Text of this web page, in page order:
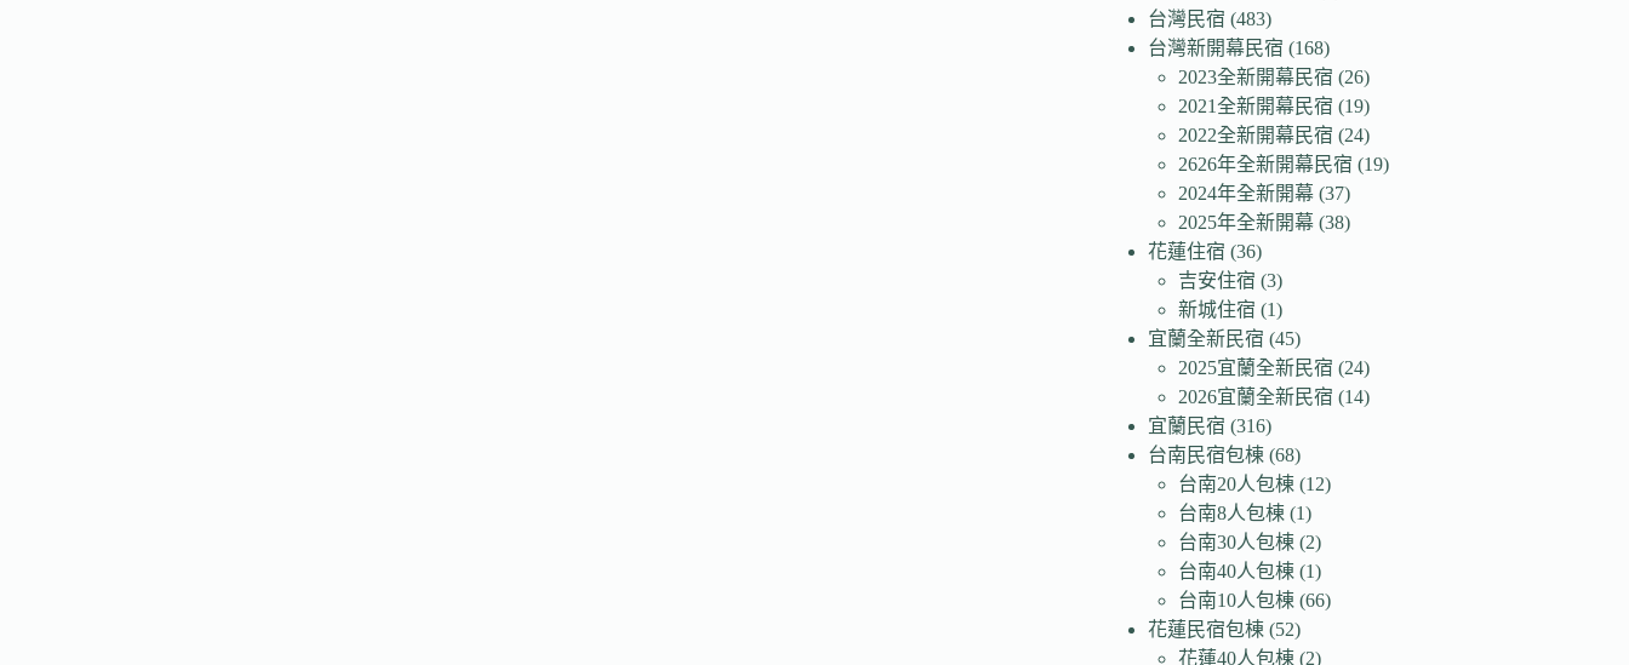
台灣民宿 (483)
台灣新開幕民宿 (168)
2023全新開幕民宿 (26)
2021全新開幕民宿 (19)
2022全新開幕民宿 (24)
2626年全新開幕民宿 (19)
2024年全新開幕 (37)
2025年全新開幕 (38)
花蓮住宿 (36)
吉安住宿 (3)
新城住宿 (1)
宜蘭全新民宿 (45)
2025宜蘭全新民宿 (24)
2026宜蘭全新民宿 (14)
宜蘭民宿 (316)
台南民宿包棟 (68)
台南20人包棟 (12)
台南8人包棟 (1)
台南30人包棟 (2)
台南40人包棟 (1)
台南10人包棟 (66)
花蓮民宿包棟 (52)
花蓮40人包棟 (2)